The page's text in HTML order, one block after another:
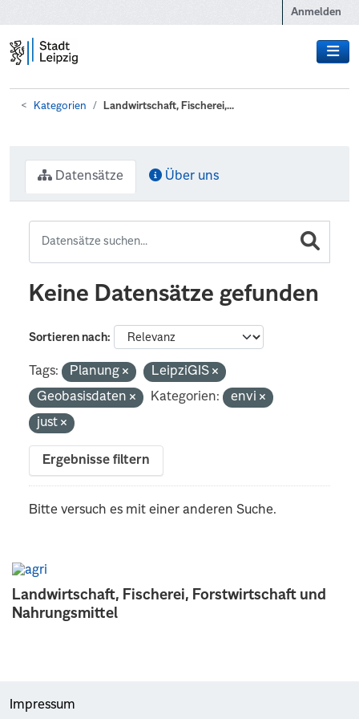
Anmelden
Kategorien Landwirtschaft, Fischerei,...
Landwirtschaft, Fischerei, Forstwirtschaft und
Nahrungsmittel
Datensätze Über uns
Keine Datensätze gefunden
Sortieren nach
Tags: Planung
LeipziGIS
Geobasisdaten
Kategorien:
envi
just
Ergebnisse filtern
Bitte versuch es mit einer anderen Suche.
Impressum